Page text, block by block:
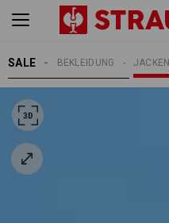
SALE JACKEN
BEKLEIDUNG